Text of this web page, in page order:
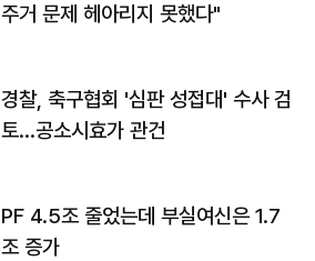
주거 문제 헤아리지 못했다"
경찰, 축구협회 '심판 성접대' 수사 검
토…공소시효가 관건
PF 4.5조 줄었는데 부실여신은 1.7
조 증가